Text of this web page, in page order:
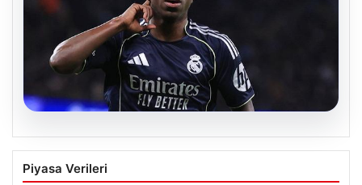
07.08.2026
Avrupa Futbolunun Gözdesi Vinicius
Junior’da Mutlu Son: Yeni Sözleşmeyle
Piyasa Verileri